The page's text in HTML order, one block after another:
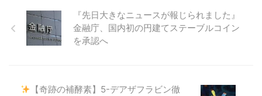
めています。 特に、2024年1月
の米国におけるビットコイン現物
ETF（上場投資信託）の誕生は、
ローバルな潮流を決定的に加 ...
『先日大きなニュースが報じられました』
金融庁、国内初の円建てステーブルコイン
を承認へ
【奇跡の補酵素】5-デアザフラビン徹